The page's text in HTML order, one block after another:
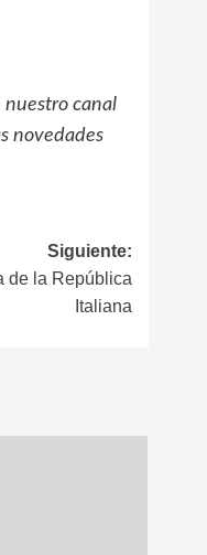
nuestro canal
novedades
Siguiente:
de la República
Italiana